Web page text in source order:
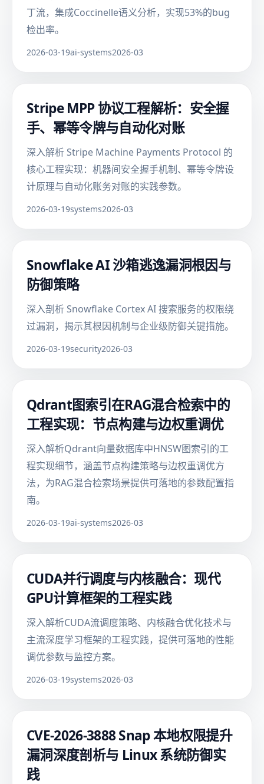
丁流，集成Coccinelle语义分析，实现53%的bug
检出率。
2026-03-19ai-systems2026-03
Stripe MPP 协议工程解析：安全握
手、幂等令牌与自动化对账
深入解析 Stripe Machine Payments Protocol 的
核心工程实现：机器间安全握手机制、幂等令牌设
计原理与自动化账务对账的实践参数。
2026-03-19systems2026-03
Snowflake AI 沙箱逃逸漏洞根因与
防御策略
深入剖析 Snowflake Cortex AI 搜索服务的权限绕
过漏洞，揭示其根因机制与企业级防御关键措施。
2026-03-19security2026-03
Qdrant图索引在RAG混合检索中的
工程实现：节点构建与边权重调优
深入解析Qdrant向量数据库中HNSW图索引的工
程实现细节，涵盖节点构建策略与边权重调优方
法，为RAG混合检索场景提供可落地的参数配置指
南。
2026-03-19ai-systems2026-03
CUDA并行调度与内核融合：现代
GPU计算框架的工程实践
深入解析CUDA流调度策略、内核融合优化技术与
主流深度学习框架的工程实践，提供可落地的性能
调优参数与监控方案。
2026-03-19systems2026-03
CVE-2026-3888 Snap 本地权限提升
漏洞深度剖析与 Linux 系统防御实
践